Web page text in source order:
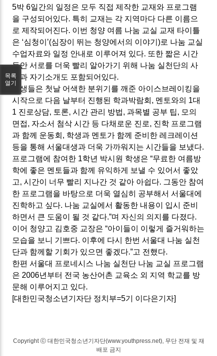
5박6일간의 일정은 모두 직접 제작한 교재와 프로그램
을 구성되어있다. 특히 교재는 각 지역마다 다른 이름으
로 제작되어진다. 이번 청양 여름 나눔 교실 교재 타이틀
은 ‘심청이 ’(심장이 뛰는 청양에서의 이야기)로 나눔 교실
수업자료와 일정 안내로 이루어져 있다. 또한 짧은 시간
동안 서로를 더욱 빨리 알아가기 위해 나눔 실천단의 사
진과 자기소개도 포함되어있다.
학생들은 첫날 어색한 분위기를 깨준 아이스브레이킹을
시작으로 다음 날부터 진행된 학과박람회 , 멘토와의 1대
1 진로상담, 토론,시간 관리 방법,과목별 공부 팁, 모의
면접, 자소서 첨삭 시간 등 다채로운 진로, 진학 프로그램
과 함께 운동회 , 학생과 멘토가 함께 준비한 레크레이션
등을 통해 서울대생과 더욱 가까워지는 시간들을 보냈다.
프로그램에 참여한 1학년 박시원 학생은“무료한 여름방
학에 좋은 멘토들과 함께 유익하게 보낼 수 있어서 좋았
고,시간이 너무 빨리 지나간 것 같아 아쉽다. 그동안 참여
한 프로그램을 바탕으로 더욱 열심히 공부해서 서울대에
진학하고 싶다. 나눔 교실에서 활동한 내용이 입시 준비
하면서 큰 도움이 될 것 같다.”며 자신의 의지를 다졌다.
이어 청양고 김호중 교장은“아이들이 이렇게 즐거워하는
모습을 보니 기쁘다. 이후에 다시 한번 서울대 나눔 실천
단과 함께할 기회가 있으면 좋겠다.”고 전했다.
한편 서울대 프로네시스 나눔 실천단 나눔 교실 프로그램
은 2006년부터 전국 농산어촌 교육소 외 지역 학교를 방
문해 이루어지고 있다.
[대한민국청소년기자단 정치부=5기 이다은기자]
Copyright ⓒ 대한민국청소년기자단(www.youthpress.net), 무단 전재 및 재
배포 금지
목록
열기